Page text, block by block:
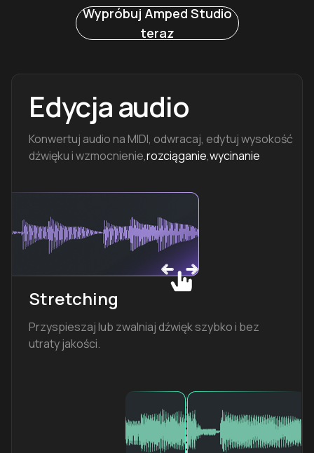
Wypróbuj Amped Studio
teraz
Edycja audio
Konwertuj audio na MIDI, odwracaj, edytuj wysokość
dźwięku i wzmocnienie,rozciąganie,wycinanie
Stretching
Przyspieszaj lub zwalniaj dźwięk szybko i bez
utraty jakości.